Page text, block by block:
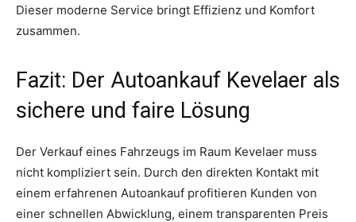
Dieser moderne Service bringt Effizienz und Komfort
zusammen.
Fazit: Der Autoankauf Kevelaer als
sichere und faire Lösung
Der Verkauf eines Fahrzeugs im Raum Kevelaer muss
nicht kompliziert sein. Durch den direkten Kontakt mit
einem erfahrenen Autoankauf profitieren Kunden von
einer schnellen Abwicklung, einem transparenten Preis